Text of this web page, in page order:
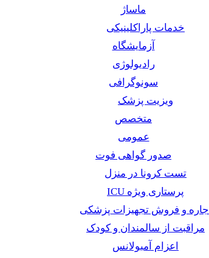
ماساژ
خدمات پاراکلینیکی
آزمایشگاه
رادیولوژی
سونوگرافی
ویزیت پزشک
متخصص
عمومی
صدور گواهی فوت
تست کرونا در منزل
پرستاری ویژه ICU
اجاره و فروش تجهیزات پزشکی
مراقبت از سالمندان و کودک
اعزام آمبولانس